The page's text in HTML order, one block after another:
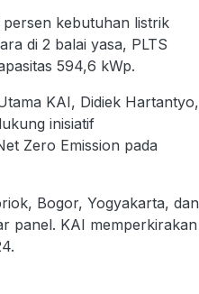
kebutuhan listrik
di 2 balai yasa, PLTS
594,6 kWp.
KAI, Didiek Hartantyo,
inisiatif
Zero Emission pada
Bogor, Yogyakarta, dan
panel. KAI memperkirakan